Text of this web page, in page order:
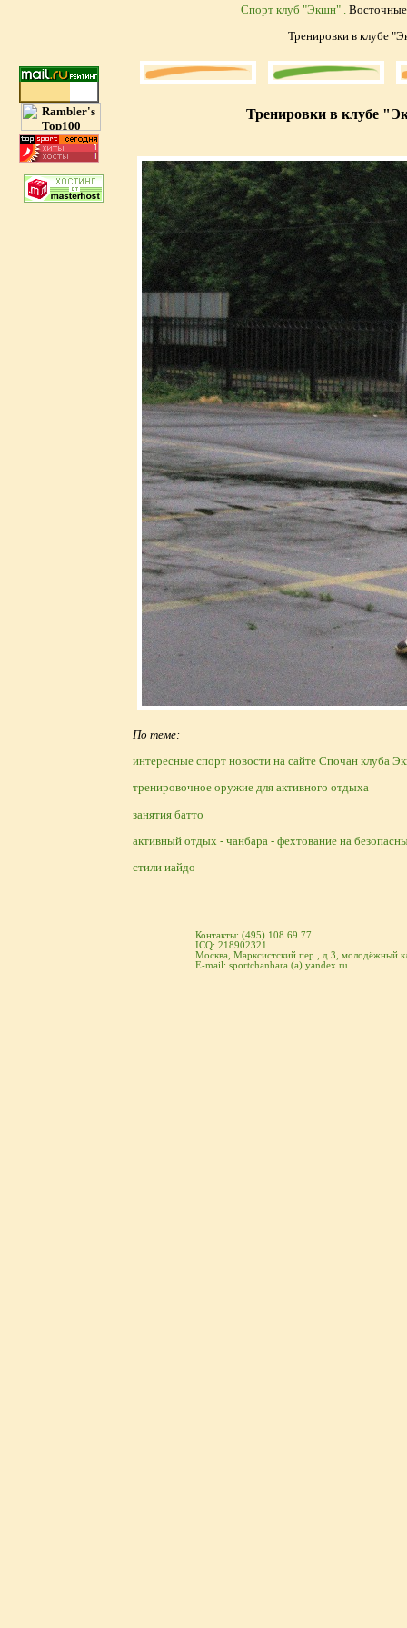
Спорт клуб "Экшн" .
Тренировки в клубе
Тренировки в клубе
По теме:
интересные спорт новости на сайте Спочан клуба
тренировочное оружие для активного отдыха
занятия батто
активный отдых - чанбара - фехтование на
стили иайдо
Контакты: (495) 108 69 77
ICQ: 218902321
Москва, Марксистский пер., д.3, молодёжный
E-mail: sportchanbara (a) yandex ru